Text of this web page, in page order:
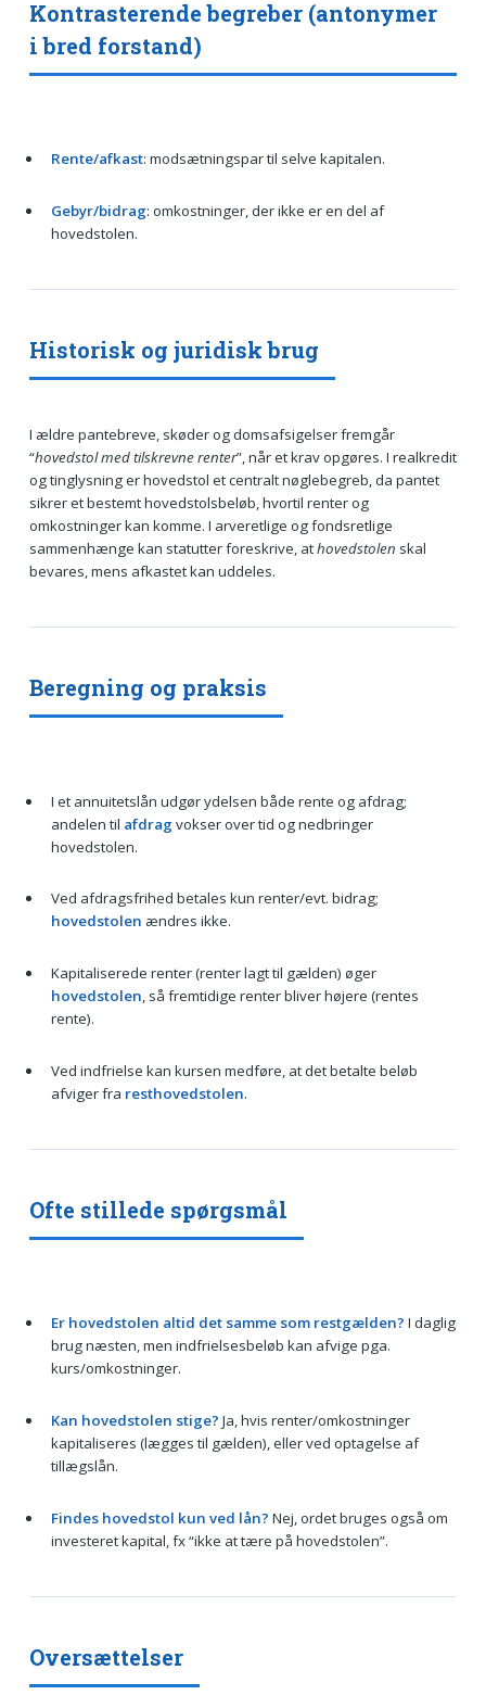
Kontrasterende begreber (antonymer
i bred forstand)
Rente/afkast: modsætningspar til selve kapitalen.
Gebyr/bidrag: omkostninger, der ikke er en del af
hovedstolen.
Historisk og juridisk brug
I ældre pantebreve, skøder og domsafsigelser fremgår
“hovedstol med tilskrevne renter”, når et krav opgøres. I realkredit
og tinglysning er hovedstol et centralt nøglebegreb, da pantet
sikrer et bestemt hovedstolsbeløb, hvortil renter og
omkostninger kan komme. I arveretlige og fondsretlige
sammenhænge kan statutter foreskrive, athovedstolen skal
bevares, mens afkastet kan uddeles.
Beregning og praksis
I et annuitetslån udgør ydelsen både rente og afdrag;
andelen til afdrag vokser over tid og nedbringer
hovedstolen.
Ved afdragsfrihed betales kun renter/evt. bidrag;
hovedstolen ændres ikke.
Kapitaliserede renter (renter lagt til gælden) øger
hovedstolen, så fremtidige renter bliver højere (rentes
rente).
Ved indfrielse kan kursen medføre, at det betalte beløb
afviger fra resthovedstolen.
Ofte stillede spørgsmål
Er hovedstolen altid det samme som restgælden? I daglig
brug næsten, men indfrielsesbeløb kan afvige pga.
kurs/omkostninger.
Kan hovedstolen stige? Ja, hvis renter/omkostninger
kapitaliseres (lægges til gælden), eller ved optagelse af
tillægslån.
Findes hovedstol kun ved lån? Nej, ordet bruges også om
investeret kapital, fx “ikke at tære på hovedstolen”.
Oversættelser